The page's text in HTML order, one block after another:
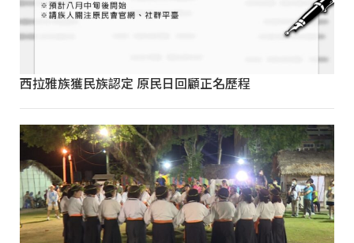
西拉雅族獲民族認定 原民日回顧正名歷程